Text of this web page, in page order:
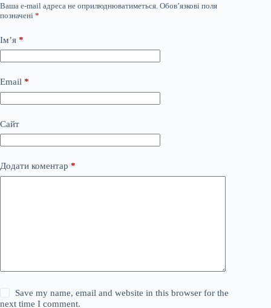
Ваша e-mail адреса не оприлюднюватиметься. Обов’язкові поля
позначені *
Ім’я *
Email *
Сайт
Додати коментар *
Save my name, email and website in this browser for the
next time I comment.